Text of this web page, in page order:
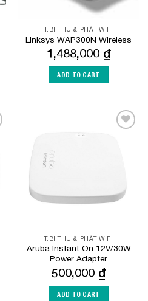
T.BI THU & PHÁT WIFI
Linksys WAP300N Wireless
1,488,000 ₫
ADD TO CART
T.BI THU & PHÁT WIFI
Aruba Instant On 12V/30W
Power Adapter
500,000 ₫
ADD TO CART